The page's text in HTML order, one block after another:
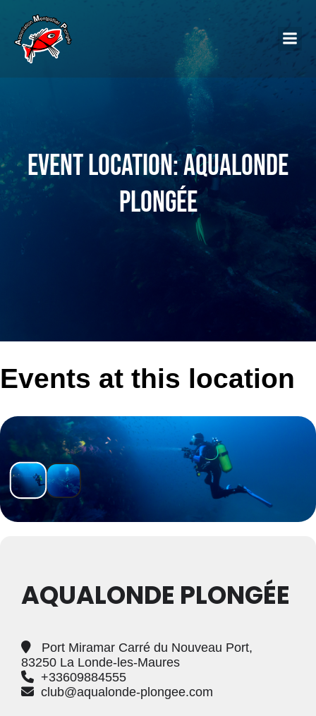
Event Location: Aqualonde
Plongée
Events at this location
AQUALONDE PLONGÉE
Port Miramar Carré du Nouveau Port,
83250 La Londe-les-Maures
+33609884555
club@aqualonde-plongee.com